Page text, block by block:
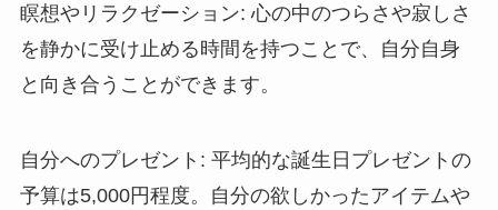
瞑想やリラクゼーション: 心の中のつらさや寂しさ
を静かに受け止める時間を持つことで、自分自身
と向き合うことができます。
自分へのプレゼント : 平均的な誕生日プレゼントの
予算は5,000円程度。自分の欲しかったアイテムや